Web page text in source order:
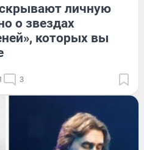
личную
о звездах
которых вы
3